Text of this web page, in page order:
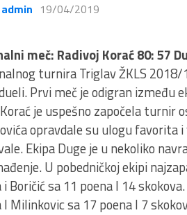
19/04/2019
meč: Radivoj Korać 80: 57
turnira Triglav ŽKLS
Prvi meč je odigran između
je uspešno započela
opravdale su ulogu
Ekipa Duge je u nekoliko
U pobedničkoj ekipi
Boričić sa 11 poena I 14
Milinkovic sa 17 poena I 7